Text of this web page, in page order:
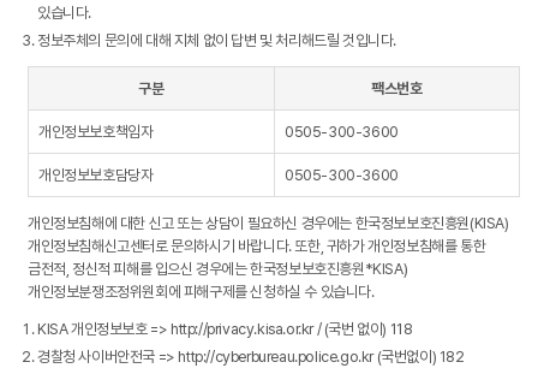
있습니다.
정보주체의 문의에 대해 지체 없이 답변 및 처리해드릴 것입니다.
구분 팩스번호
개인정보보호책임자 0505-300-3600
개인정보보호담당자 0505-300-3600
개인정보침해에 대한 신고 또는 상담이 필요하신 경우에는 한국정보보호진흥원(KISA)
개인정보침해신고센터로 문의하시기 바랍니다. 또한, 귀하가 개인정보침해를 통한
금전적, 정신적 피해를 입으신 경우에는 한국정보보호진흥원*KISA)
개인정보분쟁조정위원회에 피해구제를 신청하실 수 있습니다.
KISA 개인정보보호 => http://privacy.kisa.or.kr / (국번 없이) 118
경찰청 사이버안전국 => http://cyberbureau.police.go.kr (국번없이) 182